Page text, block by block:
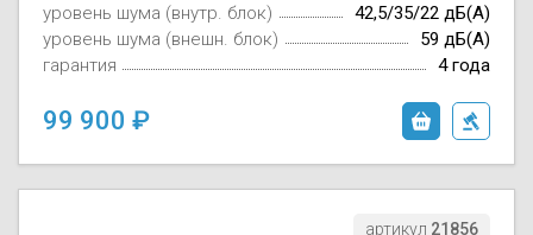
уровень шума (внутр. блок)
42,5/35/22 дБ(А)
уровень шума (внешн. блок)
59 дБ(А)
гарантия
4 года
99 900
артикул 21856